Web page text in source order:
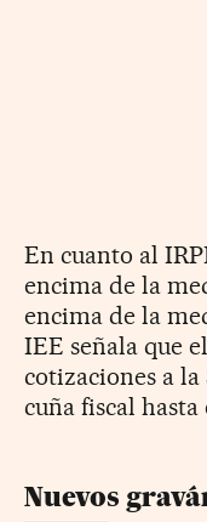
En cuanto al
encima de la
encima de la
IEE señala que
cotizaciones a
cuña fiscal hasta
Nuevos